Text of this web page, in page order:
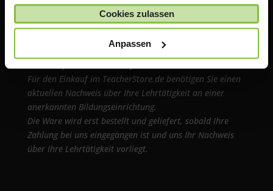
gesammelt haben.
Cookies zulassen
Anpassen
Wichtiger Hinweis
Die auf TeacherStore.de gezeigten Preise beinhalten
Für den Einkauf im TeacherStore.de benötigen Sie einen
aktuellen Nachweis über Ihre Lehrtätigkeit an einer
anerkannten Bildungseinrichtung.
Die Ware wird erst bestellt und geliefert, sobald Ihre
Zahlung bei uns eingegangen ist und uns Ihr Nachweis
über Ihre Lehrtätigkeit vorliegt.